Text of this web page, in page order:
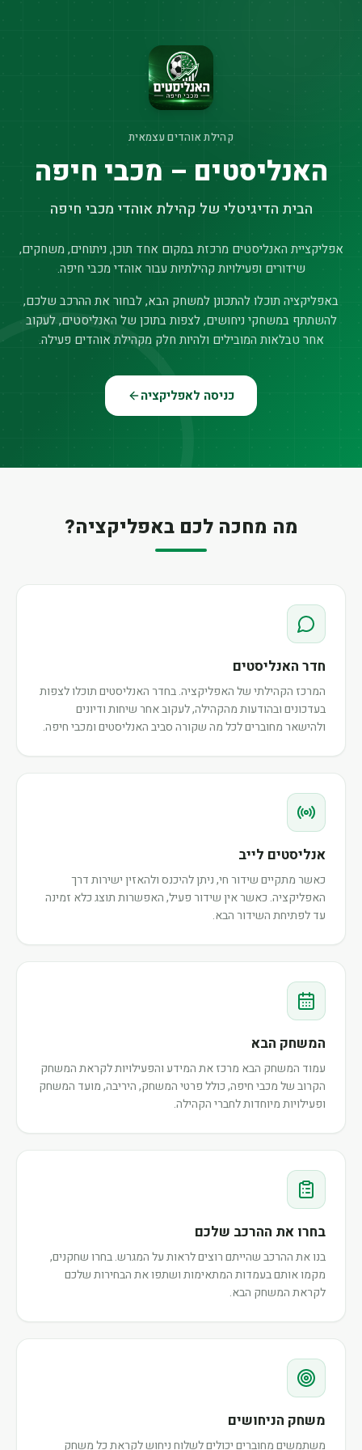
קהילת אוהדים עצמאית
האנליסטים – מכבי חיפה
הבית הדיגיטלי של קהילת אוהדי מכבי חיפה
אפליקציית האנליסטים מרכזת במקום אחד תוכן, ניתוחים, משחקים,
שידורים ופעילויות קהילתיות עבור אוהדי מכבי חיפה.
באפליקציה תוכלו להתכונן למשחק הבא, לבחור את ההרכב שלכם,
להשתתף במשחקי ניחושים, לצפות בתוכן של האנליסטים, לעקוב
אחר טבלאות המובילים ולהיות חלק מקהילת אוהדים פעילה.
כניסה לאפליקציה
מה מחכה לכם באפליקציה?
חדר האנליסטים
המרכז הקהילתי של האפליקציה. בחדר האנליסטים תוכלו לצפות
בעדכונים ובהודעות מהקהילה, לעקוב אחר שיחות ודיונים
ולהישאר מחוברים לכל מה שקורה סביב האנליסטים ומכבי חיפה.
אנליסטים לייב
כאשר מתקיים שידור חי, ניתן להיכנס ולהאזין ישירות דרך
האפליקציה. כאשר אין שידור פעיל, האפשרות תוצג כלא זמינה
עד לפתיחת השידור הבא.
המשחק הבא
עמוד המשחק הבא מרכז את המידע והפעילויות לקראת המשחק
הקרוב של מכבי חיפה, כולל פרטי המשחק, היריבה, מועד המשחק
ופעילויות מיוחדות לחברי הקהילה.
בחרו את ההרכב שלכם
בנו את ההרכב שהייתם רוצים לראות על המגרש. בחרו שחקנים,
מקמו אותם בעמדות המתאימות ושתפו את הבחירות שלכם
לקראת המשחק הבא.
משחק הניחושים
משתמשים מחוברים יכולים לשלוח ניחוש לקראת כל משחק